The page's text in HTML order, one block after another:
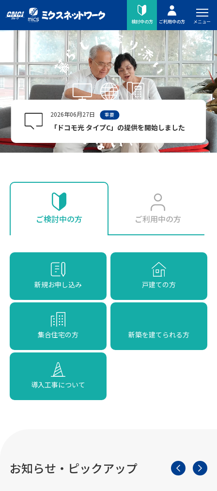
検討中の方 ご利用中の方 メニュー
2026年06月27日 重要
「ドコモ光 タイプC」の提供を開始しました
ご検討中の方 ご利用中の方
新規お申し込み 戸建ての方
集合住宅の方 新築を建てられる方
導入工事について
お知らせ・ピックアップ